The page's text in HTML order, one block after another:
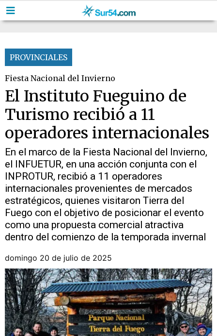
PROVINCIALES
Fiesta Nacional del Invierno
El Instituto Fueguino de
Turismo recibió a 11
operadores internacionales
En el marco de la Fiesta Nacional del Invierno,
el INFUETUR, en una acción conjunta con el
INPROTUR, recibió a 11 operadores
internacionales provenientes de mercados
estratégicos, quienes visitaron Tierra del
Fuego con el objetivo de posicionar el evento
como una propuesta comercial atractiva
dentro del comienzo de la temporada invernal
domingo 20 de julio de 2025